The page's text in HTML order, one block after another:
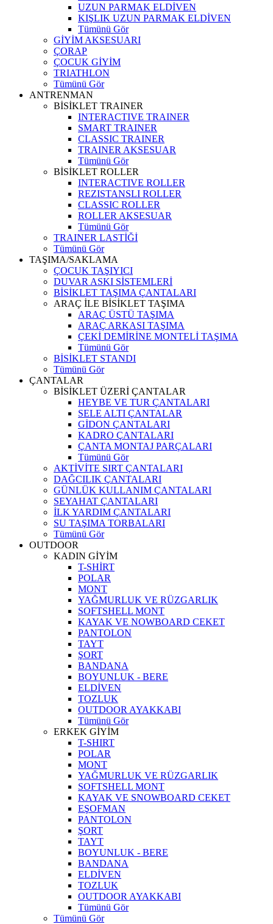
UZUN PARMAK ELDİVEN
KIŞLIK UZUN PARMAK ELDİVEN
Tümünü Gör
GİYİM AKSESUARI
ÇORAP
ÇOCUK GİYİM
TRIATHLON
Tümünü Gör
ANTRENMAN
BİSİKLET TRAINER
INTERACTIVE TRAINER
SMART TRAINER
CLASSIC TRAINER
TRAINER AKSESUAR
Tümünü Gör
BİSİKLET ROLLER
INTERACTIVE ROLLER
REZISTANSLI ROLLER
CLASSIC ROLLER
ROLLER AKSESUAR
Tümünü Gör
TRAINER LASTİĞİ
Tümünü Gör
TAŞIMA/SAKLAMA
ÇOCUK TAŞIYICI
DUVAR ASKI SİSTEMLERİ
BİSİKLET TAŞIMA ÇANTALARI
ARAÇ İLE BİSİKLET TAŞIMA
ARAÇ ÜSTÜ TAŞIMA
ARAÇ ARKASI TAŞIMA
ÇEKİ DEMİRİNE MONTELİ TAŞIMA
Tümünü Gör
BİSİKLET STANDI
Tümünü Gör
ÇANTALAR
BİSİKLET ÜZERİ ÇANTALAR
HEYBE VE TUR ÇANTALARI
SELE ALTI ÇANTALAR
GİDON ÇANTALARI
KADRO ÇANTALARI
ÇANTA MONTAJ PARÇALARI
Tümünü Gör
AKTİVİTE SIRT ÇANTALARI
DAĞCILIK ÇANTALARI
GÜNLÜK KULLANIM ÇANTALARI
SEYAHAT ÇANTALARI
İLK YARDIM ÇANTALARI
SU TAŞIMA TORBALARI
Tümünü Gör
OUTDOOR
KADIN GİYİM
T-SHİRT
POLAR
MONT
YAĞMURLUK VE RÜZGARLIK
SOFTSHELL MONT
KAYAK VE NOWBOARD CEKET
PANTOLON
TAYT
ŞORT
BANDANA
BOYUNLUK - BERE
ELDİVEN
TOZLUK
OUTDOOR AYAKKABI
Tümünü Gör
ERKEK GİYİM
T-SHIRT
POLAR
MONT
YAĞMURLUK VE RÜZGARLIK
SOFTSHELL MONT
KAYAK VE SNOWBOARD CEKET
EŞOFMAN
PANTOLON
ŞORT
TAYT
BOYUNLUK - BERE
BANDANA
ELDİVEN
TOZLUK
OUTDOOR AYAKKABI
Tümünü Gör
Tümünü Gör